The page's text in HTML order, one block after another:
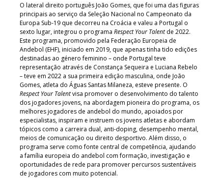
O lateral direito português João Gomes, que foi uma das figuras
principais ao serviço da Seleção Nacional no Campeonato da
Europa Sub-19 que decorreu na Croácia e valeu a Portugal o
sexto lugar, integrou o programa Respect Your Talentde 2022.
Este programa, promovido pela Federação Europeia de
Andebol (EHF), iniciado em 2019, que apenas tinha tido edições
destinadas ao género feminino – onde Portugal teve
representação através de Constança Sequeira e Luciana Rebelo
– teve em 2022 a sua primeira edição masculina, onde João
Gomes, atleta do Águas Santas Milaneza, esteve presente. O
Respect Your Talentvisa promover o desenvolvimento do talento
dos jogadores jovens, na abordagem pioneira do programa, os
melhores jogadores de andebol do mundo, apoiados por
especialistas, inspiram e instruem os jovens atletas e abordam
tópicos como a carreira dual, anti-doping, desempenho mental,
meios de comunicação ou direito desportivo. Além disso, o
programa serve como fonte central de competência, ajudando
a família europeia do andebol com formação, investigação e
oportunidades de rede para promover percursos sustentáveis
de jogadores com muito potencial.